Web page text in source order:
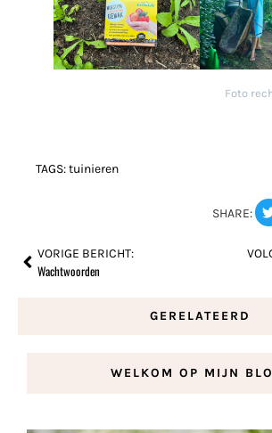
Foto
TAGS:tuinieren
SHARE:
VORIGE BERICHT:
Wachtwoorden
GERELATEERD
WELKOM OP MIJN